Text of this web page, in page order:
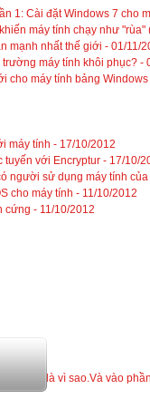
1: Cài đặt Windows 7 cho
máy tính chạy như "rùa"
mạnh nhất thế giới - 01/11/
máy tính khôi phục? -
cho máy tính bảng Windows
máy tính - 17/10/2012
tuyến với Encryptur - 17/10/
người sử dụng máy tính của
cho máy tính - 11/10/2012
cứng - 11/10/2012
thường là vì sao.Và vào